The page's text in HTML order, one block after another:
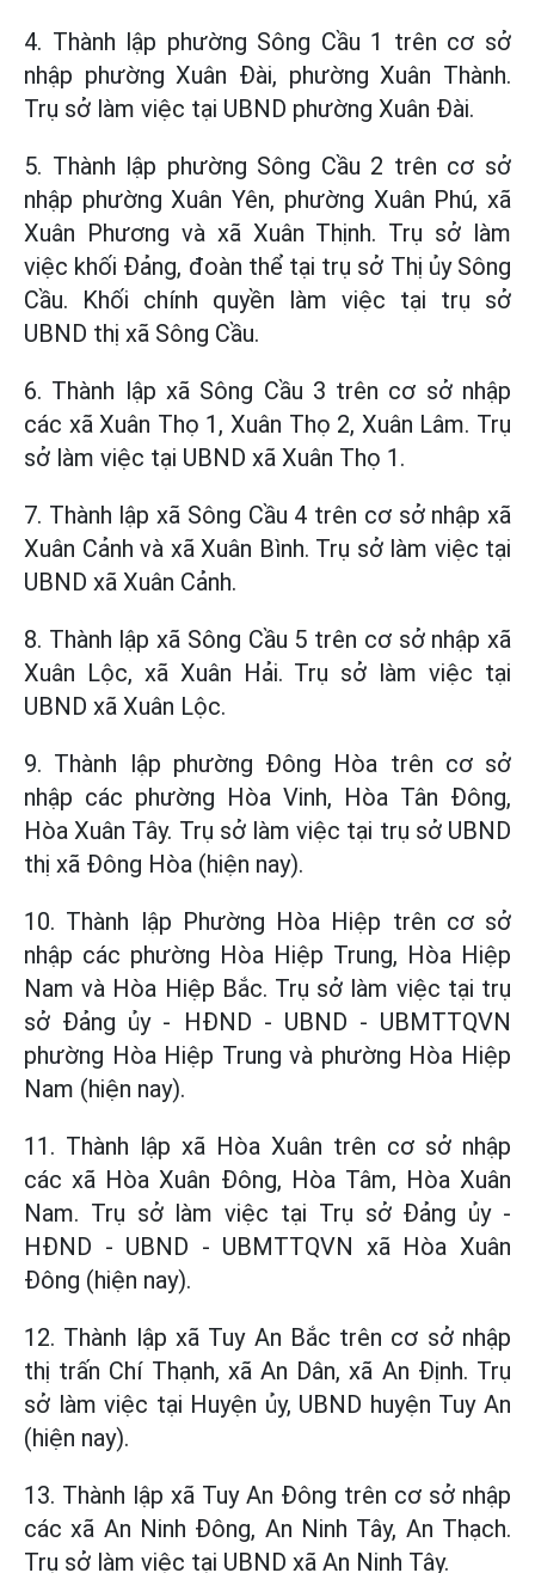
4. Thành lập phường Sông Cầu 1 trên cơ sở
nhập phường Xuân Đài, phường Xuân Thành.
Trụ sở làm việc tại UBND phường Xuân Đài.
5. Thành lập phường Sông Cầu 2 trên cơ sở
nhập phường Xuân Yên, phường Xuân Phú, xã
Xuân Phương và xã Xuân Thịnh. Trụ sở làm
việc khối Đảng, đoàn thể tại trụ sở Thị ủy Sông
Cầu. Khối chính quyền làm việc tại trụ sở
UBND thị xã Sông Cầu.
6. Thành lập xã Sông Cầu 3 trên cơ sở nhập
các xã Xuân Thọ 1, Xuân Thọ 2, Xuân Lâm. Trụ
sở làm việc tại UBND xã Xuân Thọ 1.
7. Thành lập xã Sông Cầu 4 trên cơ sở nhập xã
Xuân Cảnh và xã Xuân Bình. Trụ sở làm việc tại
UBND xã Xuân Cảnh.
8. Thành lập xã Sông Cầu 5 trên cơ sở nhập xã
Xuân Lộc, xã Xuân Hải. Trụ sở làm việc tại
UBND xã Xuân Lộc.
9. Thành lập phường Đông Hòa trên cơ sở
nhập các phường Hòa Vinh, Hòa Tân Đông,
Hòa Xuân Tây. Trụ sở làm việc tại trụ sở UBND
thị xã Đông Hòa (hiện nay).
10. Thành lập Phường Hòa Hiệp trên cơ sở
nhập các phường Hòa Hiệp Trung, Hòa Hiệp
Nam và Hòa Hiệp Bắc. Trụ sở làm việc tại trụ
sở Đảng ủy - HĐND - UBND - UBMTTQVN
phường Hòa Hiệp Trung và phường Hòa Hiệp
Nam (hiện nay).
11. Thành lập xã Hòa Xuân trên cơ sở nhập
các xã Hòa Xuân Đông, Hòa Tâm, Hòa Xuân
Nam. Trụ sở làm việc tại Trụ sở Đảng ủy -
HĐND - UBND - UBMTTQVN xã Hòa Xuân
Đông (hiện nay).
12. Thành lập xã Tuy An Bắc trên cơ sở nhập
thị trấn Chí Thạnh, xã An Dân, xã An Định. Trụ
sở làm việc tại Huyện ủy, UBND huyện Tuy An
(hiện nay).
13. Thành lập xã Tuy An Đông trên cơ sở nhập
các xã An Ninh Đông, An Ninh Tây, An Thạch.
Trụ sở làm việc tại UBND xã An Ninh Tây.